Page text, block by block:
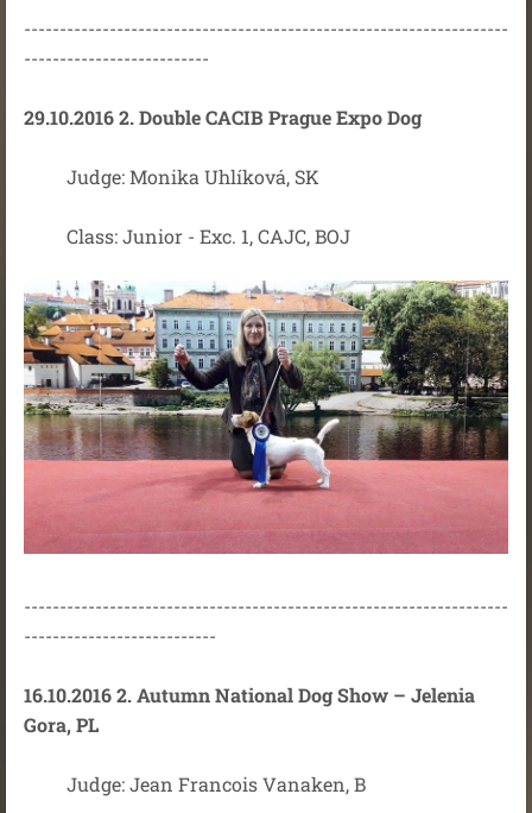
--------------------------------------------------------------------
--------------------------
29.10.2016 2. Double CACIB Prague Expo Dog
Judge: Monika Uhlíková, SK
Class: Junior - Exc. 1, CAJC, BOJ
--------------------------------------------------------------------
---------------------------
16.10.2016 2. Autumn National Dog Show – Jelenia
Gora, PL
Judge: Jean Francois Vanaken, B